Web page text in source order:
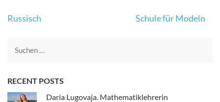
Beitrags-
Russisch Schule für Modeln
Suche
RECENT POSTS
Daria Lugovaja. Mathematiklehrerin